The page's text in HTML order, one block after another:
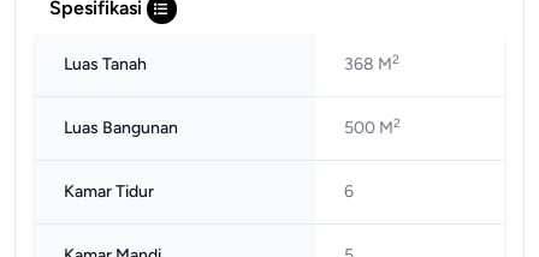
Spesifikasi
Luas Tanah 368 M2
Luas Bangunan 500 M2
Kamar Tidur 6